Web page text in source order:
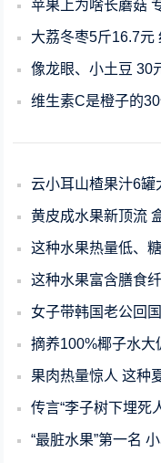
苹果上为啥长蘑菇
大荔冬枣5斤16.7元 红
像龙眼、小土豆 30元一斤
维生素C是橙子的
云小耳山楂果汁6罐大促到
黄皮成水果新顶流 盒
这种水果热量低、糖分低
这种水果富含膳食
女子带韩国老公回国实现西
摘养100%椰子水大促
果肉热量惊人 这种
传言“李子树下埋死人”
“最脏水果”第一名 小心